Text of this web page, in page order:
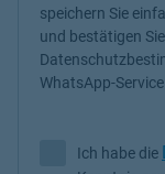
speichern Sie
und bestätigen
WhatsApp-
Ich habe die
Ich habe die